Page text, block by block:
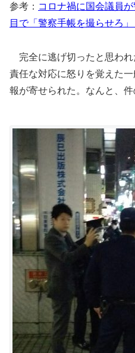
参考： コロナ禍に国会議員
目で「警察手帳を撮らせろ
完全に逃げ切ったと思わ
責任な対応に怒りを覚えた
報が寄せられた。なんと、